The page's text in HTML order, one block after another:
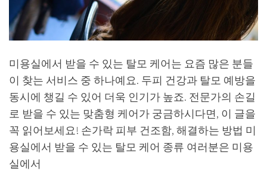
미용실에서 받을 수 있는 탈모 케어는 요즘 많은 분들
이 찾는 서비스 중 하나예요. 두피 건강과 탈모 예방을
동시에 챙길 수 있어 더욱 인기가 높죠. 전문가의 손길
로 받을 수 있는 맞춤형 케어가 궁금하시다면, 이 글을
꼭 읽어보세요! 손가락 피부 건조함, 해결하는 방법 미
용실에서 받을 수 있는 탈모 케어 종류 여러분은 미용
실에서